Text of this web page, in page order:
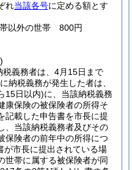
れ当該各号に定める額とす
以外の世帯 800円
税義務者は、4月15日まで
納税義務が発生した者は、
15日以内)に、当該納税義務
康保険の被保険者の所得そ
記載した申告書を市長に提
、当該納税義務者及びその
保険者の前年中の所得につ
が市長に提出されている場
世帯に属する被保険者が同